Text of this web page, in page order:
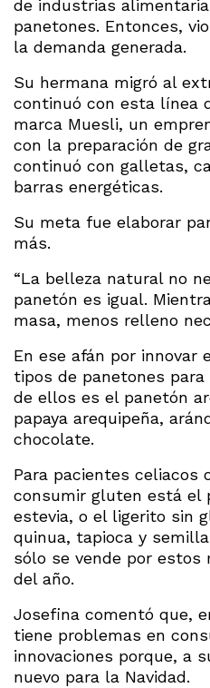
de industrias
panetones. Entonces,
la demanda generada.
Su hermana migró al
continuó con esta línea
marca Muesli, un
con la preparación de
continuó con galletas,
barras energéticas.
Su meta fue elaborar
más.
“La belleza natural no
panetón es igual.
masa, menos relleno
En ese afán por innovar
tipos de panetones
de ellos es el panetón
papaya arequipeña,
chocolate.
Para pacientes celiacos
consumir gluten está el
estevia, o el ligerito sin
quinua, tapioca y
sólo se vende por estos
del año.
Josefina comentó que,
tiene problemas en
innovaciones porque, a
nuevo para la Navidad.